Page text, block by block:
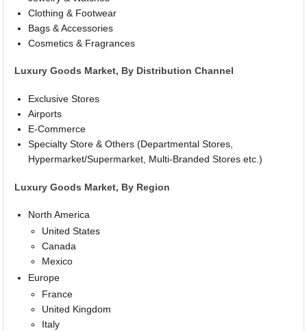
Clothing & Footwear
Bags & Accessories
Cosmetics & Fragrances
Luxury Goods Market, By Distribution Channel
Exclusive Stores
Airports
E-Commerce
Specialty Store & Others (Departmental Stores,
Hypermarket/Supermarket, Multi-Branded Stores etc.)
Luxury Goods Market, By Region
North America
United States
Canada
Mexico
Europe
France
United Kingdom
Italy